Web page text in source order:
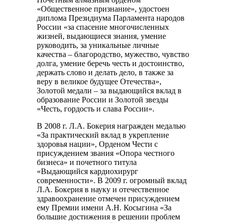
«Общественное признание», удостоен
диплома Президиума Парламента народов
России «за спасение многочисленных
жизней, выдающиеся знания, умение
руководить, за уникальные личные
качества – благородство, мужество, чувство
долга, умение беречь честь и достоинство,
держать слово и делать дело, в также за
веру в великое будущее Отечества»,
Золотой медали – за выдающийся вклад в
образование России и Золотой звезды
«Честь, гордость и слава России».
В 2008 г. Л.А. Бокерия награжден медалью
«За практический вклад в укрепление
здоровья нации», Орденом Чести с
присуждением звания «Опора честного
бизнеса» и почетного титула
«Выдающийся кардиохирург
современности». В 2009 г. огромный вклад
Л.А. Бокерия в науку и отечественное
здравоохранение отмечен присуждением
ему Премии имени А.Н. Косыгина «За
большие достижения в решении проблем